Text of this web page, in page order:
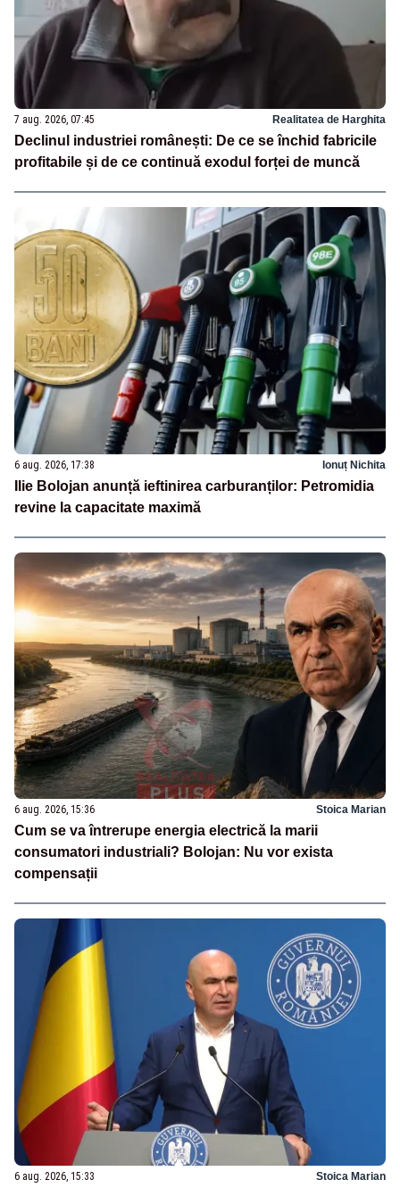
7 aug. 2026, 07:45 Realitatea de Harghita
Declinul industriei românești: De ce se închid fabricile
profitabile și de ce continuă exodul forței de muncă
6 aug. 2026, 17:38 Ionuț Nichita
Ilie Bolojan anunță ieftinirea carburanților: Petromidia
revine la capacitate maximă
6 aug. 2026, 15:36 Stoica Marian
Cum se va întrerupe energia electrică la marii
consumatori industriali? Bolojan: Nu vor exista
compensații
6 aug. 2026, 15:33 Stoica Marian